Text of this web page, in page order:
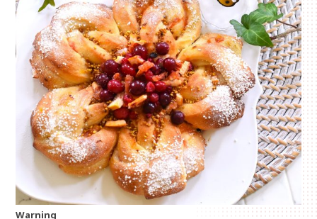
Warning